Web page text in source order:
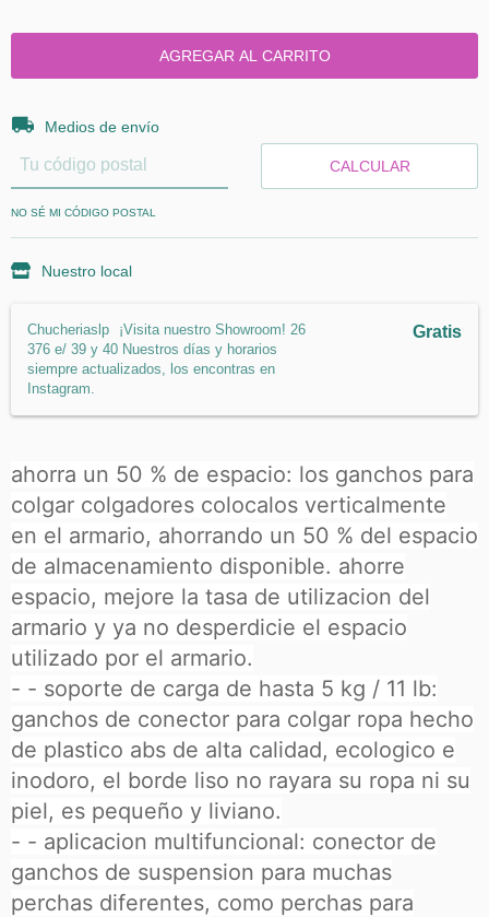
Entregas para el CP:
Medios de envío
CALCULAR
NO SÉ MI CÓDIGO POSTAL
Nuestro local
Chucheriaslp
¡Visita nuestro Showroom! 26
376 e/ 39 y 40 Nuestros días y horarios
siempre actualizados, los encontras en
Instagram.
Gratis
ahorra un 50 % de espacio: los ganchos para
colgar colgadores colocalos verticalmente
en el armario, ahorrando un 50 % del espacio
de almacenamiento disponible. ahorre
espacio, mejore la tasa de utilizacion del
armario y ya no desperdicie el espacio
utilizado por el armario.
- - soporte de carga de hasta 5 kg / 11 lb:
ganchos de conector para colgar ropa hecho
de plastico abs de alta calidad, ecologico e
inodoro, el borde liso no rayara su ropa ni su
piel, es pequeño y liviano.
- - aplicacion multifuncional: conector de
ganchos de suspension para muchas
perchas diferentes, como perchas para